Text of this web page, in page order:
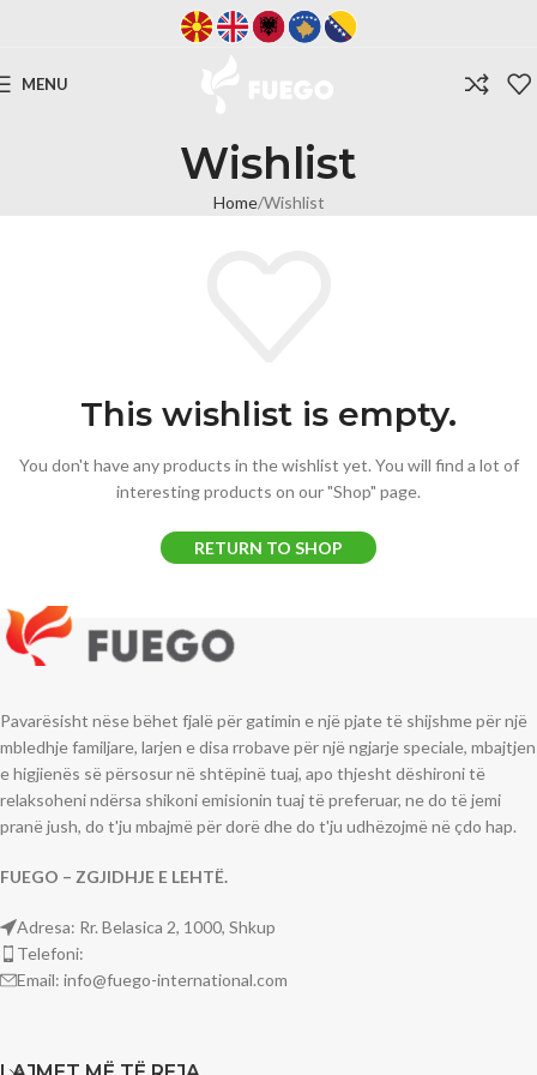
MENU
Wishlist
Home Wishlist
This wishlist is empty.
You don't have any products in the wishlist yet. You will find a lot of
interesting products on our "Shop" page.
RETURN TO SHOP
Pavarësisht nëse bëhet fjalë për gatimin e një pjate të shijshme për një
mbledhje familjare, larjen e disa rrobave për një ngjarje speciale, mbajtjen
e higjienës së përsosur në shtëpinë tuaj, apo thjesht dëshironi të
relaksoheni ndërsa shikoni emisionin tuaj të preferuar, ne do të jemi
pranë jush, do t'ju mbajmë për dorë dhe do t'ju udhëzojmë në çdo hap.
FUEGO – ZGJIDHJE E LEHTË.
Adresa: Rr. Belasica 2, 1000, Shkup
Telefoni:
Email: info@fuego-international.com